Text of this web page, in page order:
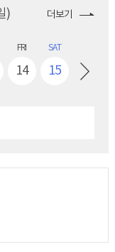
)
FRI
14
SAT
15 16
더보기